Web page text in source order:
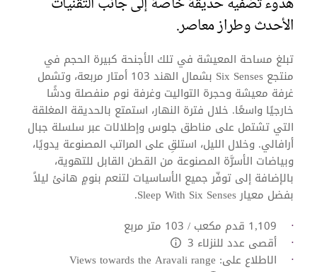
الأحدث وطراز معاصر.
تبلغ مساحة المعيشة في تلك الأجنحة كبيرة الحجم في
منتجع Six Senses بشمال الهند 103 أمتار مربعة، وتشمل
غرفة معيشة و‏‫حجرة التواليت‬ وغرفة نوم منفصلة ودشًا
خارجيًا واسعًا. خلال فترة النهار، استمتع بالحديقة المغلقة
التي تشتمل على مناطق جلوس وإطلالات عبر سلسلة جبال
أرافالي‬. وخلال الليل، استلقِ على المراتب المصنوعة يدويًا،
وبياضات الأسرَّة المصنوعة من القطن القابل للتهوية،
بالإضافة إلى توفّر جميع الأساسيات لتنعم بنومٍ هانئ ليلاً
بفضل معيار Sleep With Six Senses.
1,109 قدم مكعب / 103 متر مربع
أقصى عدد للنزلاء 3
الاطلاع على: Views towards the Aravali range